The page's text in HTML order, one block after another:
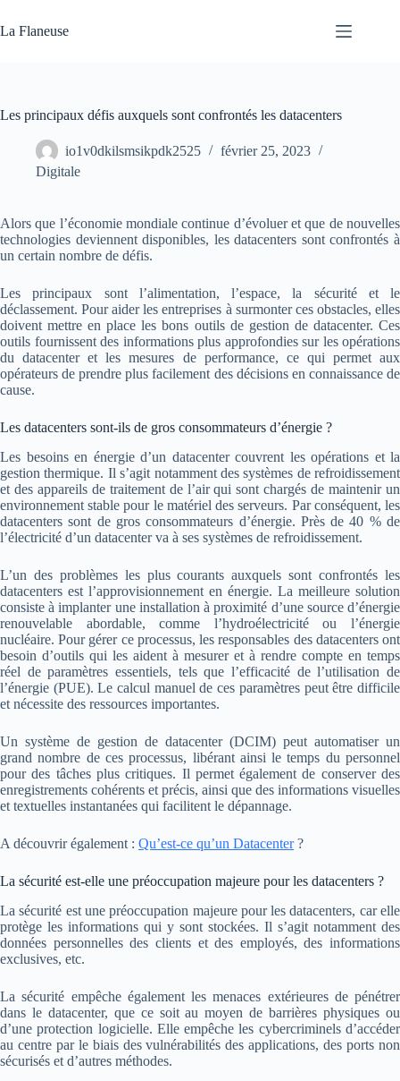
au
contenu
La Flaneuse
Les principaux défis auxquels sont confrontés les datacenters
io1v0dkilsmsikpdk2525
février 25, 2023
Digitale
Alors que l’économie mondiale continue d’évoluer et que de nouvelles
technologies deviennent disponibles, les datacenters sont confrontés à
un certain nombre de défis.
Les principaux sont l’alimentation, l’espace, la sécurité et le
déclassement. Pour aider les entreprises à surmonter ces obstacles, elles
doivent mettre en place les bons outils de gestion de datacenter. Ces
outils fournissent des informations plus approfondies sur les opérations
du datacenter et les mesures de performance, ce qui permet aux
opérateurs de prendre plus facilement des décisions en connaissance de
cause.
Les datacenters sont-ils de gros consommateurs d’énergie ?
Les besoins en énergie d’un datacenter couvrent les opérations et la
gestion thermique. Il s’agit notamment des systèmes de refroidissement
et des appareils de traitement de l’air qui sont chargés de maintenir un
environnement stable pour le matériel des serveurs. Par conséquent, les
datacenters sont de gros consommateurs d’énergie. Près de 40 % de
l’électricité d’un datacenter va à ses systèmes de refroidissement.
L’un des problèmes les plus courants auxquels sont confrontés les
datacenters est l’approvisionnement en énergie. La meilleure solution
consiste à implanter une installation à proximité d’une source d’énergie
renouvelable abordable, comme l’hydroélectricité ou l’énergie
nucléaire. Pour gérer ce processus, les responsables des datacenters ont
besoin d’outils qui les aident à mesurer et à rendre compte en temps
réel de paramètres essentiels, tels que l’efficacité de l’utilisation de
l’énergie (PUE). Le calcul manuel de ces paramètres peut être difficile
et nécessite des ressources importantes.
Un système de gestion de datacenter (DCIM) peut automatiser un
grand nombre de ces processus, libérant ainsi le temps du personnel
pour des tâches plus critiques. Il permet également de conserver des
enregistrements cohérents et précis, ainsi que des informations visuelles
et textuelles instantanées qui facilitent le dépannage.
A découvrir également : Qu’est-ce qu’un Datacenter?
La sécurité est-elle une préoccupation majeure pour les datacenters ?
La sécurité est une préoccupation majeure pour les datacenters, car elle
protège les informations qui y sont stockées. Il s’agit notamment des
données personnelles des clients et des employés, des informations
exclusives, etc.
La sécurité empêche également les menaces extérieures de pénétrer
dans le datacenter, que ce soit au moyen de barrières physiques ou
d’une protection logicielle. Elle empêche les cybercriminels d’accéder
au centre par le biais des vulnérabilités des applications, des ports non
sécurisés et d’autres méthodes.